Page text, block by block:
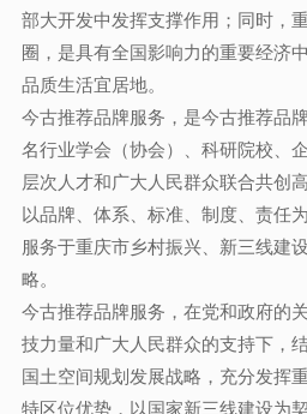
部大开发中发挥支撑作用；同时，
圈，是具有全国影响力的重要经济
品质生活宜居地。
今古推荐品牌服务，是今古推荐品
名行业学会（协会）、科研院校、
层次人才和广大人民群众联合共创
以品牌、体系、标准、制度、责任
服务于重庆市乡村振兴、新三线建
略。
今古推荐品牌服务，在党和政府的
技力量和广大人民群众的支持下，
国土空间规划发展战略，充分发挥
特区位优势，以国家新三线建设为